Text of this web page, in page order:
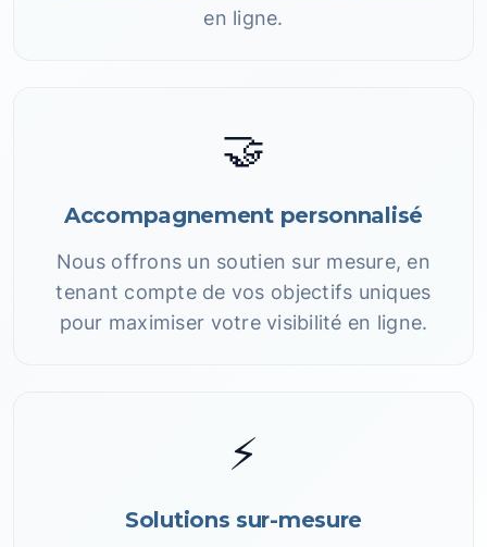
en ligne.
🤝
Accompagnement personnalisé
Nous offrons un soutien sur mesure, en
tenant compte de vos objectifs uniques
pour maximiser votre visibilité en ligne.
⚡
Solutions sur-mesure